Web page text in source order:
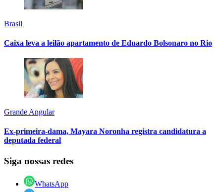
Brasil
Caixa leva a leilão apartamento de Eduardo Bolsonaro no Rio
Grande Angular
Ex-primeira-dama, Mayara Noronha registra candidatura a
deputada federal
Siga nossas redes
WhatsApp